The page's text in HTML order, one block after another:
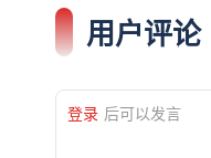
用户评论
登录 后可以发言